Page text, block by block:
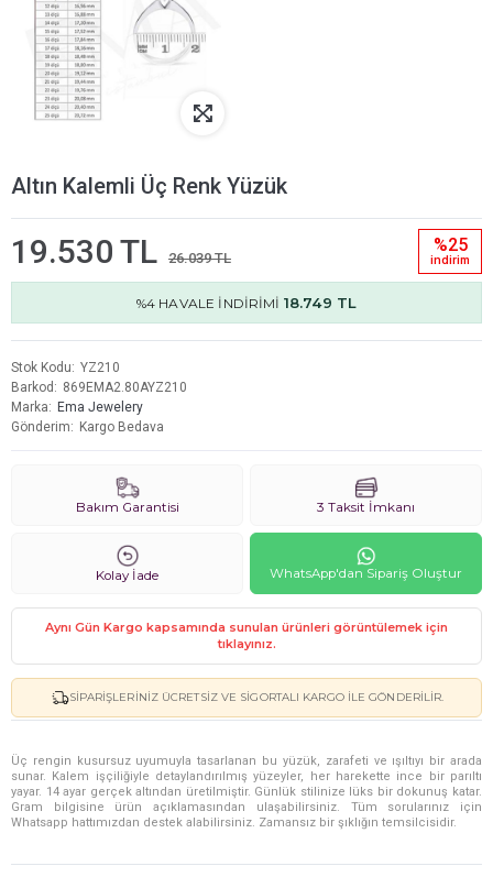
Altın Kalemli Üç Renk Yüzük
19.530 TL 26.039 TL
%25
i̇ndi̇ri̇m
%4 HAVALE İNDİRİMİ 18.749 TL
Stok Kodu
YZ210
Barkod
869EMA2.80AYZ210
Marka
Ema Jewelery
Gönderim
Kargo Bedava
Bakım Garantisi 3 Taksit İmkanı
Kolay İade WhatsApp'dan Sipariş Oluştur
Aynı Gün Kargo kapsamında sunulan ürünleri görüntülemek için
tıklayınız.
SIPARIŞLERINIZ ÜCRETSIZ VE SIGORTALI KARGO ILE GÖNDERILIR.
Üç rengin kusursuz uyumuyla tasarlanan bu yüzük, zarafeti ve ışıltıyı bir arada
sunar. Kalem işçiliğiyle detaylandırılmış yüzeyler, her harekette ince bir parıltı
yayar. 14 ayar gerçek altından üretilmiştir. Günlük stilinize lüks bir dokunuş katar.
Gram bilgisine ürün açıklamasından ulaşabilirsiniz. Tüm sorularınız için
Whatsapp hattımızdan destek alabilirsiniz. Zamansız bir şıklığın temsilcisidir.